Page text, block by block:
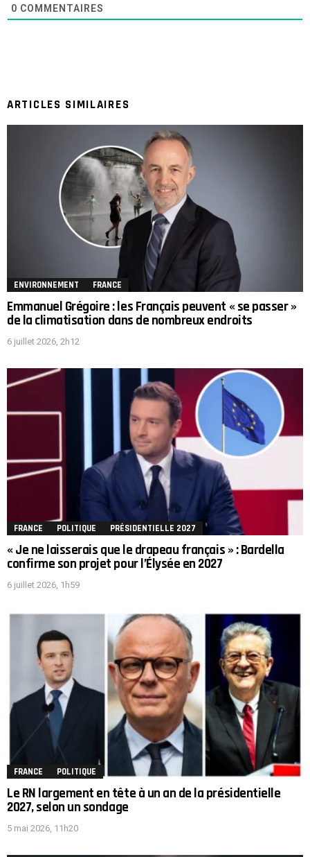
0 COMMENTAIRES
ARTICLES SIMILAIRES
ENVIRONNEMENT FRANCE
Emmanuel Grégoire : les Français peuvent « se passer »
de la climatisation dans de nombreux endroits
6 juillet 2026, 2h12
FRANCE POLITIQUE PRÉSIDENTIELLE 2027
« Je ne laisserais que le drapeau français » : Bardella
confirme son projet pour l’Élysée en 2027
6 juillet 2026, 1h59
FRANCE POLITIQUE
Le RN largement en tête à un an de la présidentielle
2027, selon un sondage
5 mai 2026, 11h20